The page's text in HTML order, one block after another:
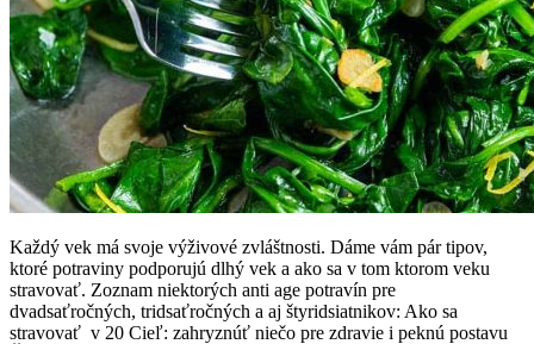
Každý vek má svoje výživové zvláštnosti. Dáme vám pár tipov,
ktoré potraviny podporujú dlhý vek a ako sa v tom ktorom veku
stravovať. Zoznam niektorých anti age potravín pre
dvadsaťročných, tridsaťročných a aj štyridsiatnikov: Ako sa
stravovať v 20 Cieľ: zahryznúť niečo pre zdravie i peknú postavu